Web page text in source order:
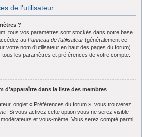
de l’utilisateur
?
tous vos paramètres sont stockés dans notre base
au Panneau de l’utilisateur (généralement ce
votre nom d’utilisateur en haut des pages du forum).
les paramètres et préférences de votre compte.
d’apparaître dans la liste des membres
onglet « Préférences du forum », vous trouverez
. Si vous activez cette option vous ne serez visible
et vous-même. Vous serez compté parmi